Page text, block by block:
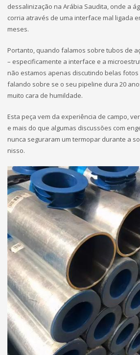
dessalinização na Arábia Saudita, onde a
corria através de uma interface mal ligada
meses.
Portanto, quando falamos sobre tubos de
– especificamente a interface e a
não estamos apenas discutindo belas fotos
falando sobre se o seu pipeline dura 20
muito cara de humildade.
Esta peça vem da experiência de campo,
e mais do que algumas discussões com
nunca seguraram um termopar durante a
nisso.